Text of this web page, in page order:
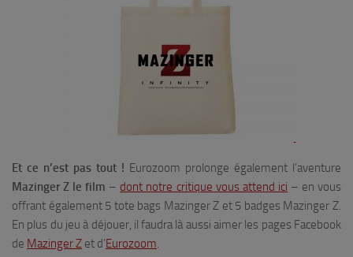
Et ce n’est pas tout ! Eurozoom prolonge également l’aventure
Mazinger Z le film – dont notre critique vous attend ici – en vous
offrant également 5 tote bags Mazinger Z et 5 badges Mazinger Z.
En plus du jeu à déjouer, il faudra là aussi aimer les pages Facebook
de Mazinger Z et d’Eurozoom.